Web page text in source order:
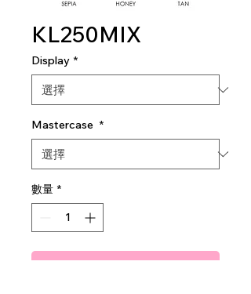
KL250MIX
Display *
Mastercase *
數量 *